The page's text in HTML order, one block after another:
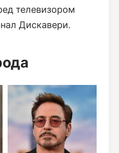
телевизором
Дискавери.